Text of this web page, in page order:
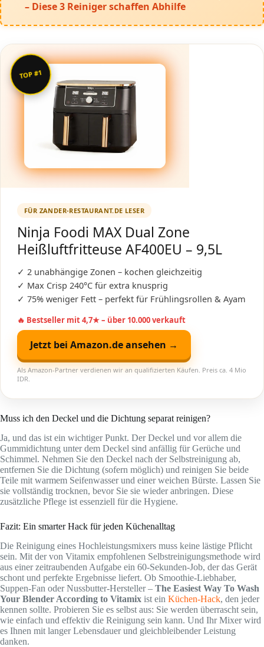
– Diese 3 Reiniger schaffen Abhilfe
TOP #1
FÜR ZANDER-RESTAURANT.DE LESER
Ninja Foodi MAX Dual Zone
Heißluftfritteuse AF400EU – 9,5L
✓ 2 unabhängige Zonen – kochen gleichzeitig
✓ Max Crisp 240°C für extra knusprig
✓ 75% weniger Fett – perfekt für Frühlingsrollen & Ayam
🔥 Bestseller mit 4,7★ – über 10.000 verkauft
Jetzt bei Amazon.de ansehen →
Als Amazon-Partner verdienen wir an qualifizierten Käufen. Preis ca. 4 Mio
IDR.
Muss ich den Deckel und die Dichtung separat reinigen?
Ja, und das ist ein wichtiger Punkt. Der Deckel und vor allem die
Gummidichtung unter dem Deckel sind anfällig für Gerüche und
Schimmel. Nehmen Sie den Deckel nach der Selbstreinigung ab,
entfernen Sie die Dichtung (sofern möglich) und reinigen Sie beide
Teile mit warmem Seifenwasser und einer weichen Bürste. Lassen Sie
sie vollständig trocknen, bevor Sie sie wieder anbringen. Diese
zusätzliche Pflege ist essenziell für die Hygiene.
Fazit: Ein smarter Hack für jeden Küchenalltag
Die Reinigung eines Hochleistungsmixers muss keine lästige Pflicht
sein. Mit der von Vitamix empfohlenen Selbstreinigungsmethode wird
aus einer zeitraubenden Aufgabe ein 60-Sekunden-Job, der das Gerät
schont und perfekte Ergebnisse liefert. Ob Smoothie-Liebhaber,
Suppen-Fan oder Nussbutter-Hersteller – The Easiest Way To Wash
Your Blender According to Vitamix ist ein Küchen-Hack, den jeder
kennen sollte. Probieren Sie es selbst aus: Sie werden überrascht sein,
wie einfach und effektiv die Reinigung sein kann. Und Ihr Mixer wird
es Ihnen mit langer Lebensdauer und gleichbleibender Leistung
danken.